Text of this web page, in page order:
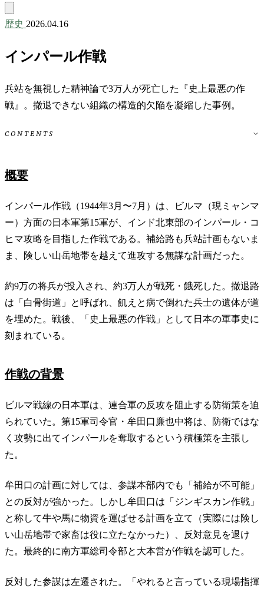
歴史 2026.04.16
インパール作戦
兵站を無視した精神論で3万人が死亡した『史上最悪の作
戦』。撤退できない組織の構造的欠陥を凝縮した事例。
CONTENTS
概要
インパール作戦（1944年3月〜7月）は、ビルマ（現ミャンマ
ー）方面の日本軍第15軍が、インド北東部のインパール・コ
ヒマ攻略を目指した作戦である。補給路も兵站計画もないま
ま、険しい山岳地帯を越えて進攻する無謀な計画だった。
約9万の将兵が投入され、約3万人が戦死・餓死した。撤退路
は「白骨街道」と呼ばれ、飢えと病で倒れた兵士の遺体が道
を埋めた。戦後、「史上最悪の作戦」として日本の軍事史に
刻まれている。
作戦の背景
ビルマ戦線の日本軍は、連合軍の反攻を阻止する防衛策を迫
られていた。第15軍司令官・牟田口廉也中将は、防衛ではな
く攻勢に出てインパールを奪取するという積極策を主張し
た。
牟田口の計画に対しては、参謀本部内でも「補給が不可能」
との反対が強かった。しかし牟田口は「ジンギスカン作戦」
と称して牛や馬に物資を運ばせる計画を立て（実際には険し
い山岳地帯で家畜は役に立たなかった）、反対意見を退け
た。最終的に南方軍総司令部と大本営が作戦を認可した。
反対した参謀は左遷された。「やれると言っている現場指揮